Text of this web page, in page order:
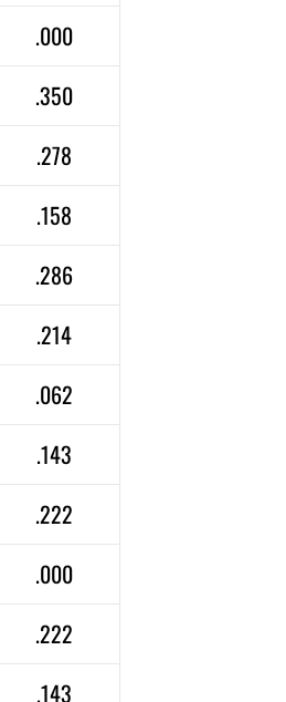
.000
.350
.278
.158
.286
.214
.062
.143
.222
.000
.222
.143